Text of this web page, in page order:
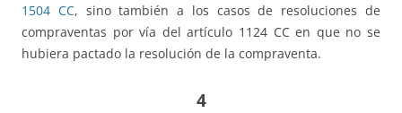
1504 CC, sino también a los casos de resoluciones de
compraventas por vía del artículo 1124 CC en que no se
hubiera pactado la resolución de la compraventa.
4